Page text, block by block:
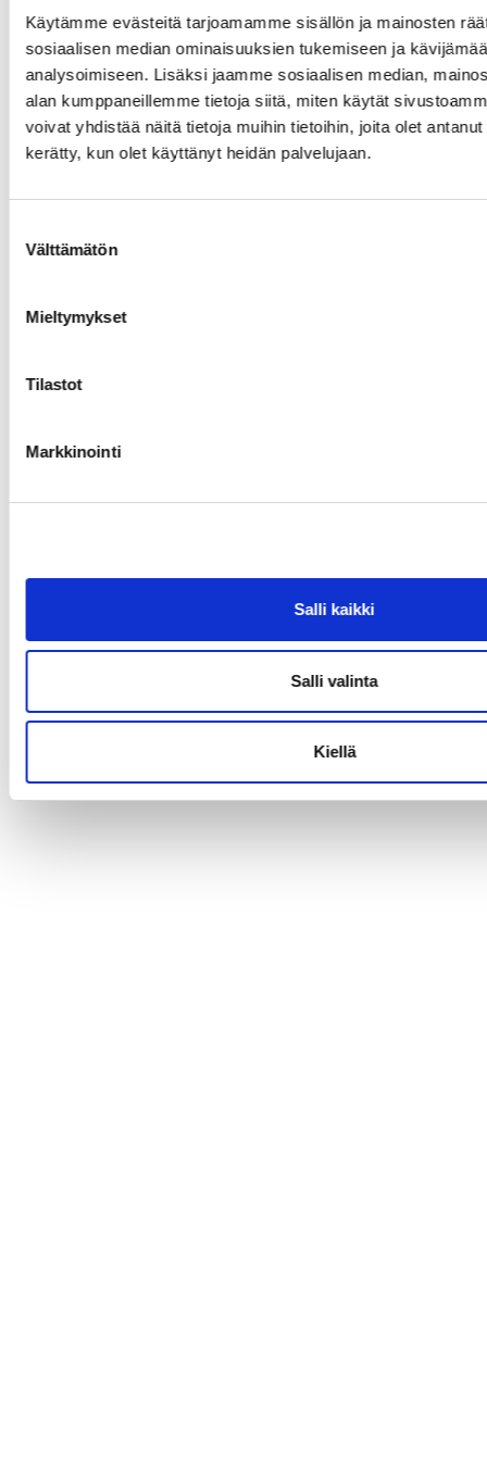
Käytämme evästeitä tarjoamamme sisällön ja mainosten
sosiaalisen median ominaisuuksien tukemiseen ja
analysoimiseen. Lisäksi jaamme sosiaalisen median,
alan kumppaneillemme tietoja siitä, miten käytät
voivat yhdistää näitä tietoja muihin tietoihin, joita olet
kerätty, kun olet käyttänyt heidän palvelujaan.
valinta
Välttämätön
Mieltymykset
Tilastot
Markkinointi
Salli kaikki
Salli valinta
Kiellä